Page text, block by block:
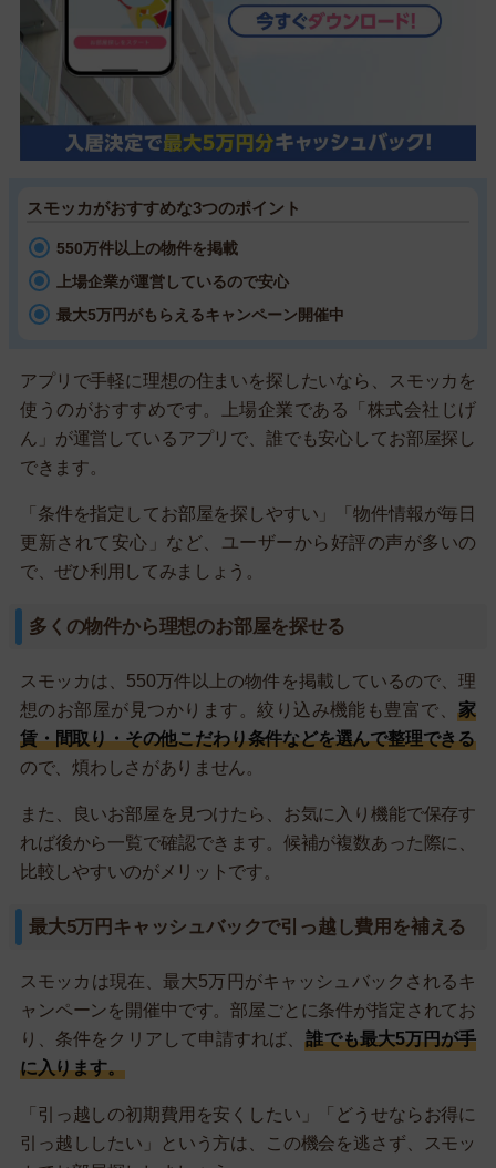
スモッカがおすすめな3つのポイント
550万件以上の物件を掲載
上場企業が運営しているので安心
最大5万円がもらえるキャンペーン開催中
アプリで手軽に理想の住まいを探したいなら、スモッカを
使うのがおすすめです。上場企業である「株式会社じげ
ん」が運営しているアプリで、誰でも安心してお部屋探し
できます。
「条件を指定してお部屋を探しやすい」「物件情報が毎日
更新されて安心」など、ユーザーから好評の声が多いの
で、ぜひ利用してみましょう。
多くの物件から理想のお部屋を探せる
スモッカは、550万件以上の物件を掲載しているので、理
想のお部屋が見つかります。絞り込み機能も豊富で、家
賃・間取り・その他こだわり条件などを選んで整理できる
ので、煩わしさがありません。
また、良いお部屋を見つけたら、お気に入り機能で保存す
れば後から一覧で確認できます。候補が複数あった際に、
比較しやすいのがメリットです。
最大5万円キャッシュバックで引っ越し費用を補える
スモッカは現在、最大5万円がキャッシュバックされるキ
ャンペーンを開催中です。部屋ごとに条件が指定されてお
り、条件をクリアして申請すれば、誰でも最大5万円が手
に入ります。
「引っ越しの初期費用を安くしたい」「どうせならお得に
引っ越ししたい」という方は、この機会を逃さず、スモッ